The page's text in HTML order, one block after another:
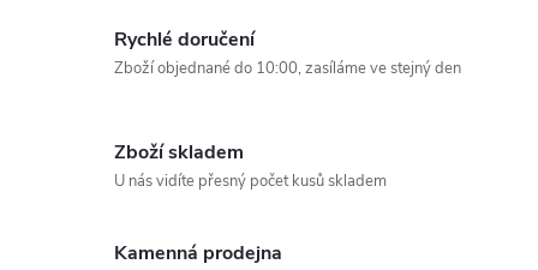
Rychlé doručení
Zboží objednané do 10:00, zasíláme ve stejný den
Zboží skladem
U nás vidíte přesný počet kusů skladem
Kamenná prodejna